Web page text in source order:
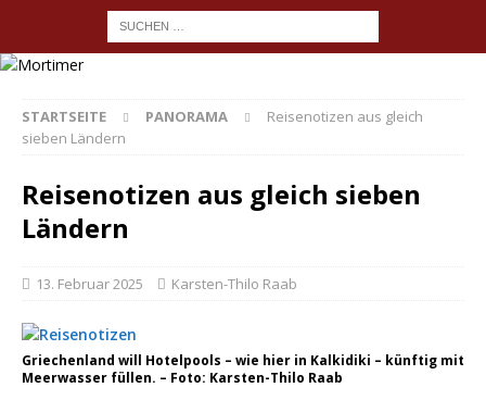
STARTSEITE PANORAMA
Reisenotizen aus gleich
sieben Ländern
Reisenotizen aus gleich sieben
Ländern
13. Februar 2025 Karsten-Thilo Raab
Griechenland will Hotelpools – wie hier in Kalkidiki – künftig mit
Meerwasser füllen. – Foto: Karsten-Thilo Raab